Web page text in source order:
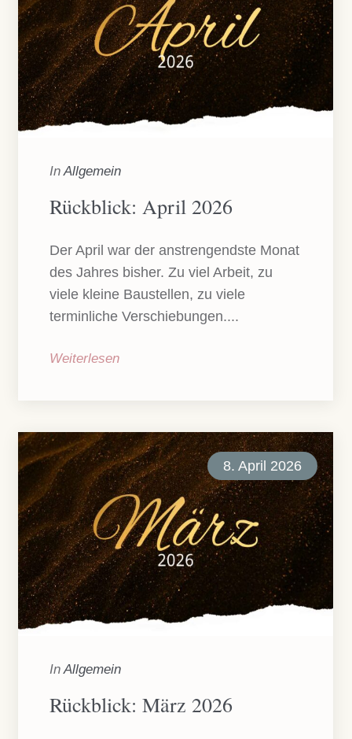
In Allgemein
Rückblick: April 2026
Der April war der anstrengendste Monat
des Jahres bisher. Zu viel Arbeit, zu
viele kleine Baustellen, zu viele
terminliche Verschiebungen....
Weiterlesen
8. April 2026
In Allgemein
Rückblick: März 2026